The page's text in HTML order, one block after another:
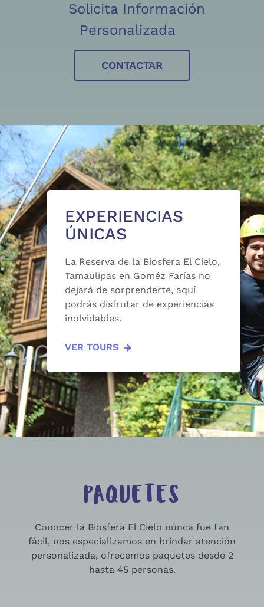
Solicita Información
Personalizada
CONTACTAR
EXPERIENCIAS
ÚNICAS
La Reserva de la Biosfera El Cielo,
Tamaulipas en Goméz Farías no
dejará de sorprenderte, aquí
podrás disfrutar de experiencias
inolvidables.
VER TOURS
PAQUETES
Conocer la Biosfera El Cielo núnca fue tan
fácil, nos especializamos en brindar atención
personalizada, ofrecemos paquetes desde 2
hasta 45 personas.